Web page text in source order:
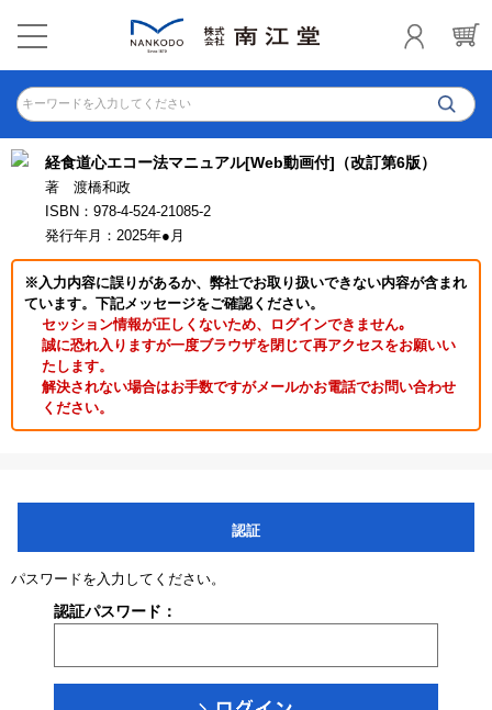
キーワードを入力してください
経食道心エコー法マニュアル[Web動画付]（改訂第6版）
著 渡橋和政
ISBN：978-4-524-21085-2
発行年月：2025年●月
※入力内容に誤りがあるか、弊社でお取り扱いできない内容が含まれ
ています。下記メッセージをご確認ください。
セッション情報が正しくないため、ログインできません｡
誠に恐れ入りますが一度ブラウザを閉じて再アクセスをお願いい
たします。
解決されない場合はお手数ですがメールかお電話でお問い合わせ
ください。
認証
パスワードを入力してください。
認証パスワード：